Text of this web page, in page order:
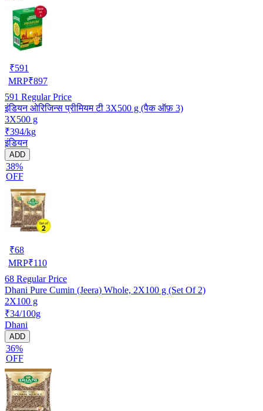
₹591
MRP₹897
591 Regular Price
इंडियन ओरिजिन्स प्रीमियम टी 3X500 g (पैक ऑफ़ 3)
3X500 g
₹394/kg
इंडियन
ADD
38%
OFF
₹68
MRP₹110
68 Regular Price
Dhani Pure Cumin (Jeera) Whole, 2X100 g (Set Of 2)
2X100 g
₹34/100g
Dhani
ADD
36%
OFF